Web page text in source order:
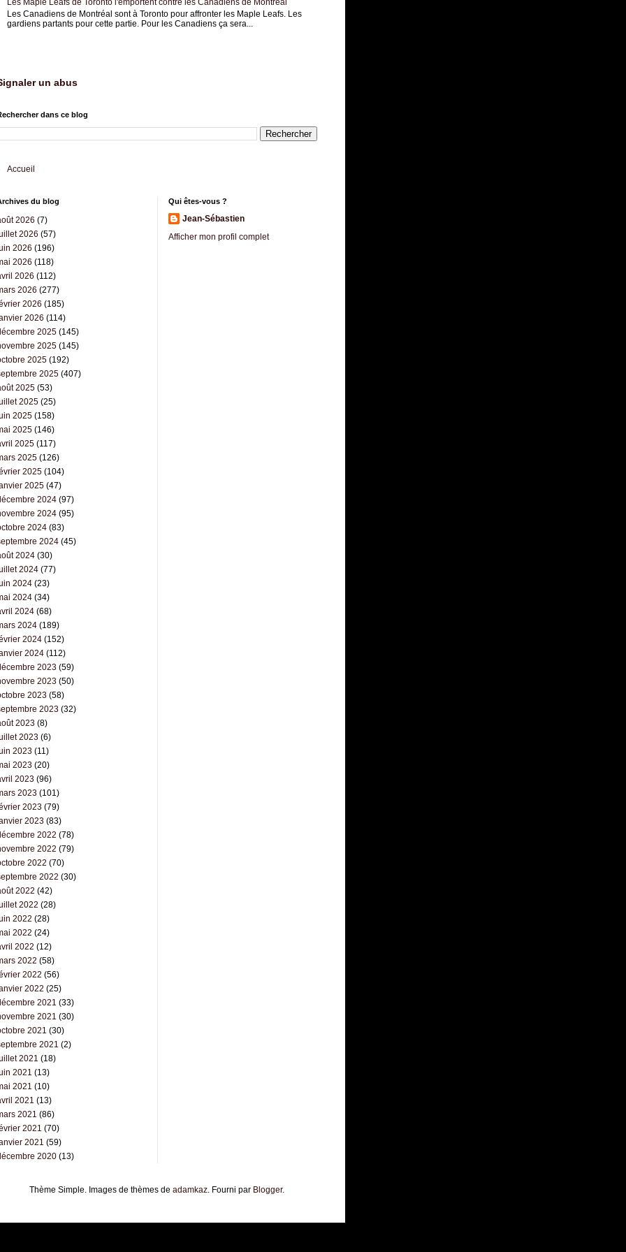
Les Maple Leafs de Toronto l'emportent contre les Canadiens de Montréal
Les Canadiens de Montréal sont à Toronto pour affronter les Maple Leafs. Les
gardiens partants pour cette partie. Pour les Canadiens ça sera...
un abus
dans ce blog
Accueil
du blog
2026 (7)
2026 (57)
2026 (196)
2026 (118)
2026 (112)
2026 (277)
2026 (185)
2026 (114)
2025(145)
2025(145)
2025(192)
2025(407)
2025(53)
2025(25)
2025(158)
2025(146)
2025(117)
2025(126)
2025(104)
2025(47)
2024(97)
2024(95)
2024(83)
2024(45)
2024(30)
2024(77)
2024(23)
2024(34)
2024(68)
2024(189)
2024(152)
2024(112)
2023(59)
2023(50)
2023(58)
2023(32)
2023(8)
2023(6)
2023(11)
2023(20)
2023(96)
2023(101)
2023(79)
2023(83)
2022 (78)
2022 (79)
2022 (70)
2022 (30)
2022 (42)
2022 (28)
2022 (28)
2022 (24)
2022 (12)
2022 (58)
2022 (56)
2022 (25)
2021 (33)
2021 (30)
2021 (30)
2021 (2)
2021 (18)
2021 (13)
2021 (10)
2021 (13)
2021 (86)
2021 (70)
2021 (59)
2020(13)
Qui êtes-vous ?
Jean-Sébastien
Afficher mon profil complet
Thème Simple. Images de thèmes de adamkaz. Fourni par Blogger.